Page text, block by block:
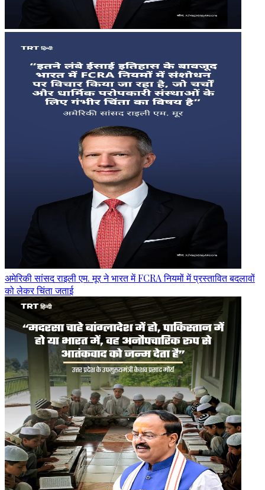
अमेरिकी सांसद राइली एम. मूर ने भारत में FCRA नियमों में प्रस्तावित बदलावों
को लेकर चिंता जताई